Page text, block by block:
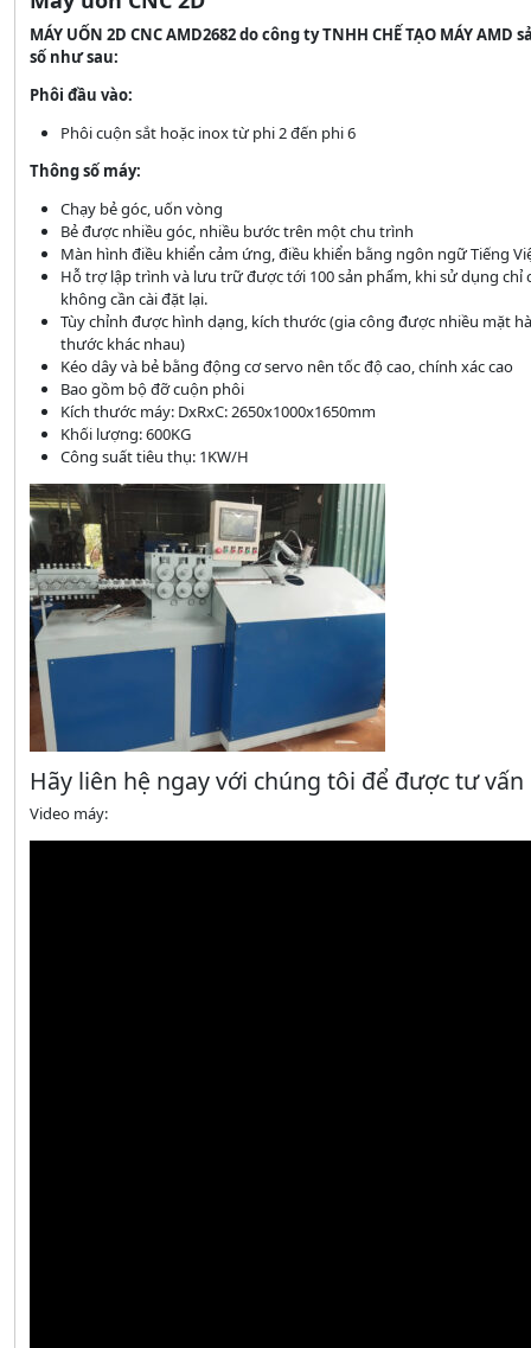
MÁY UỐN 2D CNC AMD2682 do công ty TNHH CHẾ TẠO MÁY AMD
số như sau:
Phôi đầu vào:
Phôi cuộn sắt hoặc inox từ phi 2 đến phi 6
Thông số máy:
Chạy bẻ góc, uốn vòng
Bẻ được nhiều góc, nhiều bước trên một chu trình
Màn hình điều khiển cảm ứng, điều khiển bằng ngôn ngữ Tiếng
Hỗ trợ lập trình và lưu trữ được tới 100 sản phẩm, khi sử dụng chỉ
không cần cài đặt lại.
Tùy chỉnh được hình dạng, kích thước (gia công được nhiều mặt
thước khác nhau)
Kéo dây và bẻ bằng động cơ servo nên tốc độ cao, chính xác cao
Bao gồm bộ đỡ cuộn phôi
Kích thước máy: DxRxC: 2650x1000x1650mm
Khối lượng: 600KG
Công suất tiêu thụ: 1KW/H
Hãy liên hệ ngay với chúng tôi để được tư vấn
Video máy: